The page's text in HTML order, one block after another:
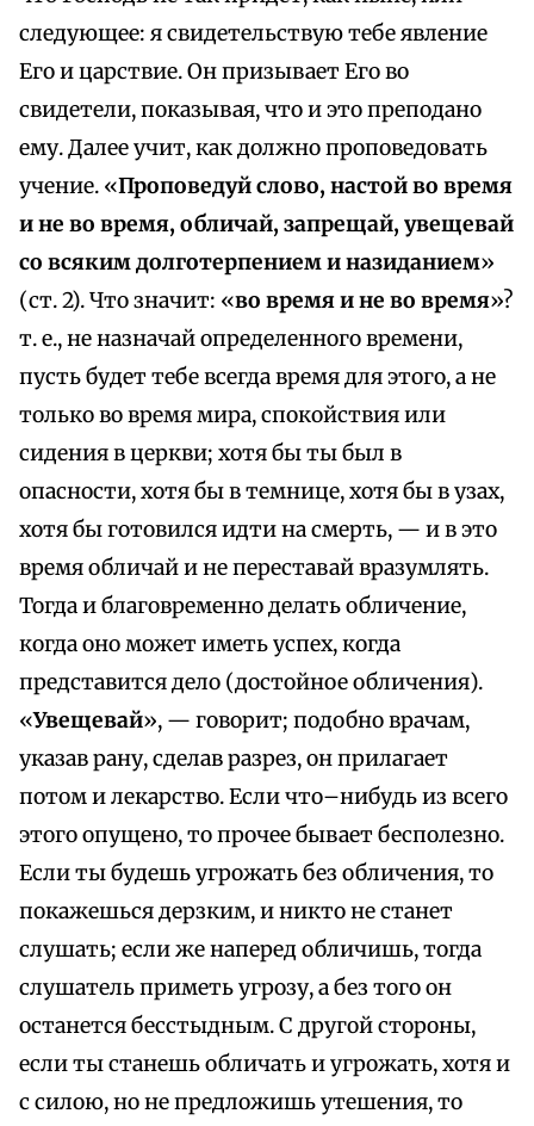
следующее: я свидетельствую тебе явление
Его и царствие. Он призывает Его во
свидетели, показывая, что и это преподано
ему. Далее учит, как должно проповедовать
учение. «Проповедуй слово, настой во время
и не во время, обличай, запрещай, увещевай
со всяким долготерпением и назиданием»
(ст. 2). Что значит: «во время и не во время»?
т. е., не назначай определенного времени,
пусть будет тебе всегда время для этого, а не
только во время мира, спокойствия или
сидения в церкви; хотя бы ты был в
опасности, хотя бы в темнице, хотя бы в узах,
хотя бы готовился идти на смерть, — и в это
время обличай и не переставай вразумлять.
Тогда и благовременно делать обличение,
когда оно может иметь успех, когда
представится дело (достойное обличения).
«Увещевай», — говорит; подобно врачам,
указав рану, сделав разрез, он прилагает
потом и лекарство. Если что–нибудь из всего
этого опущено, то прочее бывает бесполезно.
Если ты будешь угрожать без обличения, то
покажешься дерзким, и никто не станет
слушать; если же наперед обличишь, тогда
слушатель приметь угрозу, а без того он
останется бесстыдным. С другой стороны,
если ты станешь обличать и угрожать, хотя и
с силою, но не предложишь утешения, то